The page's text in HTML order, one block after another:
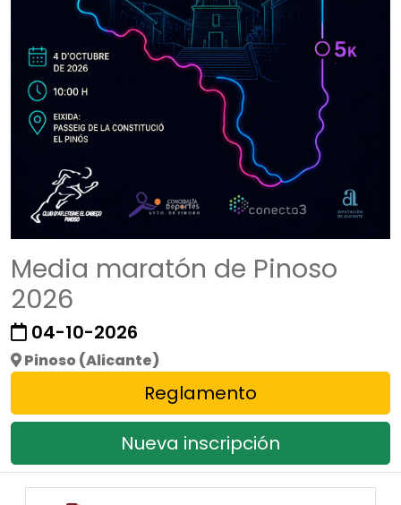
Media maratón de Pinoso
2026
04-10-2026
Pinoso (Alicante)
Reglamento
Nueva inscripción